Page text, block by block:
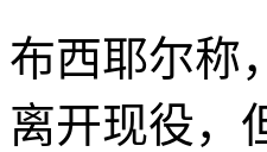
布西耶尔称
离开现役，